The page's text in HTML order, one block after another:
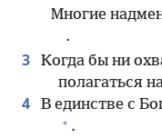
Многие
.
3
Когда бы ни
полагаться
4 В единстве с
+ .